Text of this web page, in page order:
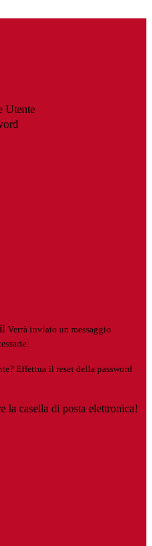
Utente
Verrà inviato un messaggio
Effettua il reset della password
la casella di posta elettronica!